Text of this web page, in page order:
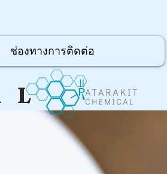
ช่องทางการติดต่อ